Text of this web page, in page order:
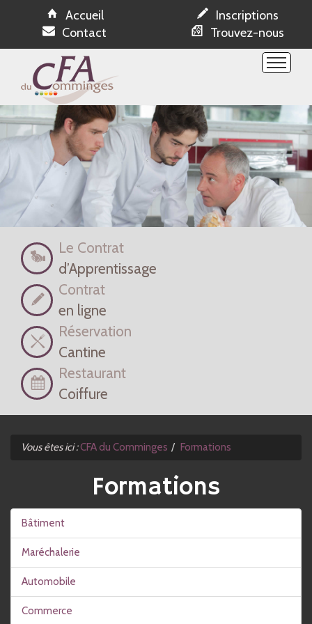
Accueil
Inscriptions
Contact
Trouvez-nous
Etablissement
Formations
Espace NetYparéo
Ressources
Evénements
Offres apprentissage
Réservations
Le Contrat
d’Apprentissage
Contrat
en ligne
Réservation
Cantine
Restaurant
Coiffure
Vous êtes ici :CFA du Comminges Formations
Formations
Bâtiment
Maréchalerie
Automobile
Commerce